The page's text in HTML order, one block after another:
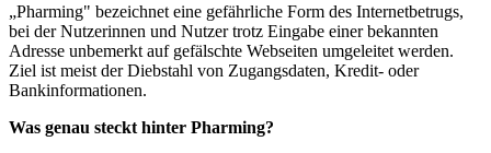
„Pharming" bezeichnet eine gefährliche Form des Internetbetrugs,
bei der Nutzerinnen und Nutzer trotz Eingabe einer bekannten
Adresse unbemerkt auf gefälschte Webseiten umgeleitet werden.
Ziel ist meist der Diebstahl von Zugangsdaten, Kredit- oder
Bankinformationen.
Was genau steckt hinter Pharming?